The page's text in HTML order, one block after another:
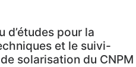
d’études pour la
et le suivi-
solarisation du CNPM